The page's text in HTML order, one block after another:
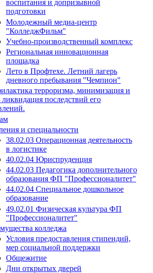
воспитания и допризывной
подготовки
Молодежный медиа-центр
"КолледжФильм"
Учебно-производственный комплекс
Региональная инновационная
площадка
Лето в Профтехе. Летний лагерь
дневного пребывания "Чемпион"
терроризма, минимизация и
последствий его
и специальности
38.02.03 Операционная деятельность
в логистике
40.02.04 Юриспруденция
44.02.03 Педагогика дополнительного
образования ФП "Профессионалитет"
44.02.04 Специальное дошкольное
образование
49.02.01 Физическая культура ФП
"Профессионалитет"
колледжа
Условия предоставления стипендий,
мер социальной поддержки
Общежитие
Дни открытых дверей